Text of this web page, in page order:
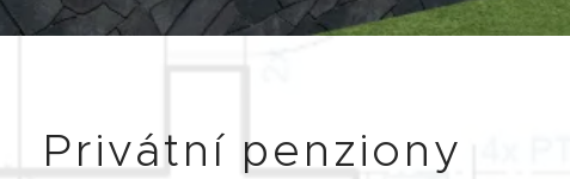
Privátní penziony